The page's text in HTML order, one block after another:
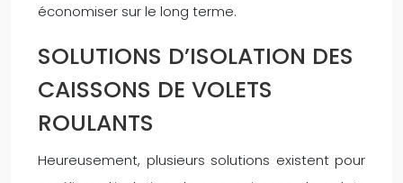
économiser sur le long terme.
SOLUTIONS D’ISOLATION DES
CAISSONS DE VOLETS
ROULANTS
Heureusement, plusieurs solutions existent pour